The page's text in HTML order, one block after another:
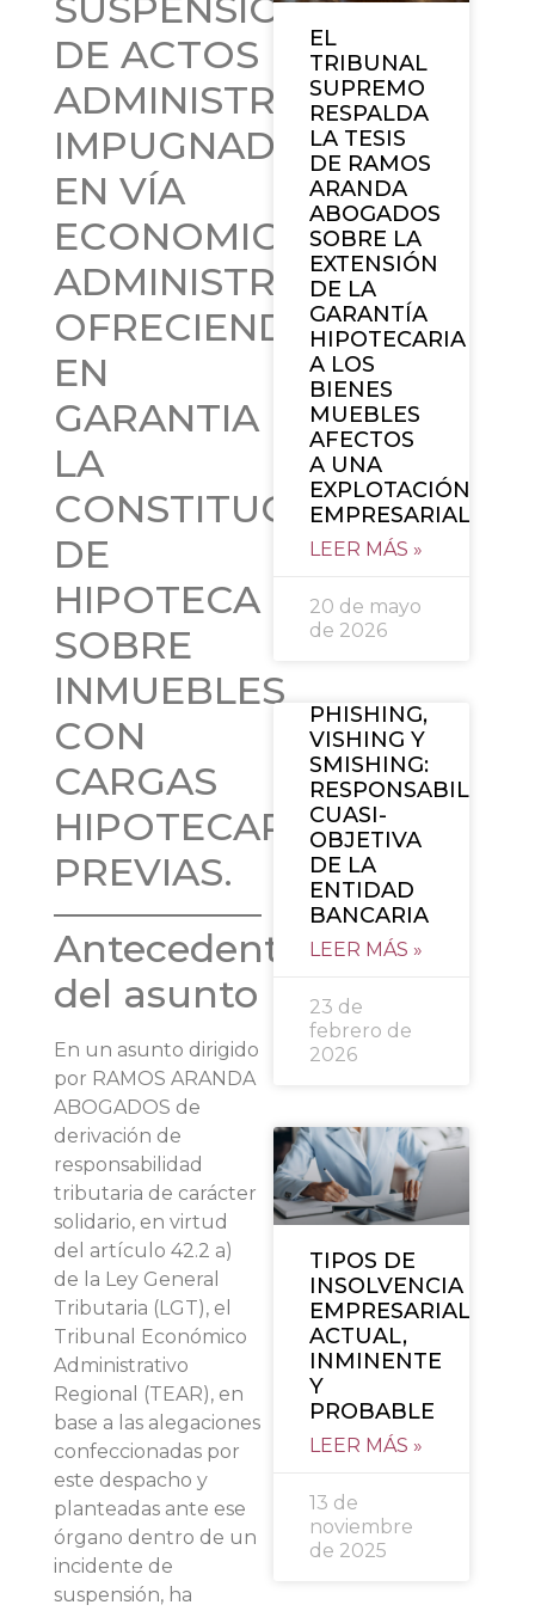
DE ACTOS
ADMINISTRATIVOS
IMPUGNADOS
EN VÍA
ECONOMICO
ADMINISTRATIVA
OFRECIENDO
EN
GARANTIA
LA
CONSTITUCIÓN
DE
HIPOTECA
SOBRE
INMUEBLES
CON
CARGAS
HIPOTECARIAS
PREVIAS.
Antecedentes
del asunto
En un asunto dirigido
por RAMOS ARANDA
ABOGADOS de
derivación de
responsabilidad
tributaria de carácter
solidario, en virtud
del artículo 42.2 a)
de la Ley General
Tributaria (LGT), el
Tribunal Económico
Administrativo
Regional (TEAR), en
base a las alegaciones
confeccionadas por
este despacho y
planteadas ante ese
órgano dentro de un
incidente de
suspensión, ha
EL
TRIBUNAL
SUPREMO
RESPALDA
LA TESIS
DE RAMOS
ARANDA
ABOGADOS
SOBRE LA
EXTENSIÓN
DE LA
GARANTÍA
HIPOTECARIA
A LOS
BIENES
MUEBLES
AFECTOS
A UNA
EXPLOTACIÓN
EMPRESARIAL
LEER MÁS »
20 de mayo
de 2026
PHISHING,
VISHING Y
SMISHING:
RESPONSABILIDAD
CUASI-
OBJETIVA
DE LA
ENTIDAD
BANCARIA
LEER MÁS »
23 de
febrero de
2026
TIPOS DE
INSOLVENCIA
EMPRESARIAL:
ACTUAL,
INMINENTE
Y
PROBABLE
LEER MÁS »
13 de
noviembre
de 2025